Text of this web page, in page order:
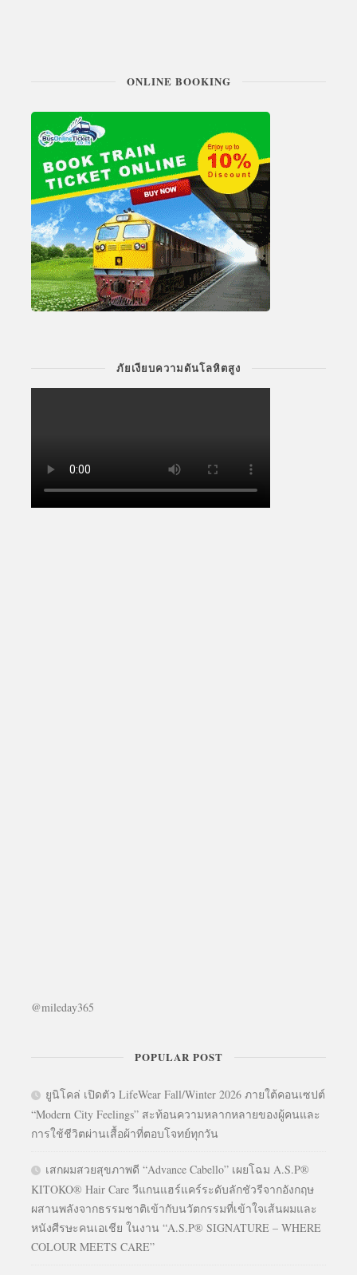
ONLINE BOOKING
ภัยเงียบความดันโลหิตสูง
@mileday365
POPULAR POST
ยูนิโคล่ เปิดตัว LifeWear Fall/Winter 2026 ภายใต้คอนเซปต์
“Modern City Feelings” สะท้อนความหลากหลายของผู้คนและ
การใช้ชีวิตผ่านเสื้อผ้าที่ตอบโจทย์ทุกวัน
เสกผมสวยสุขภาพดี “Advance Cabello” เผยโฉม A.S.P®
KITOKO® Hair Care วีแกนแฮร์แคร์ระดับลักชัวรีจากอังกฤษ
ผสานพลังจากธรรมชาติเข้ากับนวัตกรรมที่เข้าใจเส้นผมและ
หนังศีรษะคนเอเชีย ในงาน “A.S.P® SIGNATURE – WHERE
COLOUR MEETS CARE”